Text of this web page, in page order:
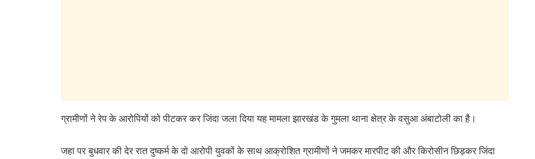
ग्रामीणों ने रेप के आरोपियों को पीटकर कर जिंदा जला दिया यह मामला झारखंड के गुमला थाना क्षेत्र के वसुआ अंबाटोली का है।
जहा पर बुधवार की देर रात दुष्कर्म के दो आरोपी युवकों के साथ आक्रोशित ग्रामीणों ने जमकर मारपीट की और किरोसीन छिड़कर जिंदा